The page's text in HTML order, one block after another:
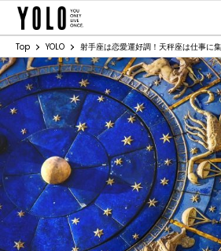
Top YOLO 射手座は恋愛運好調！天秤座は仕事に